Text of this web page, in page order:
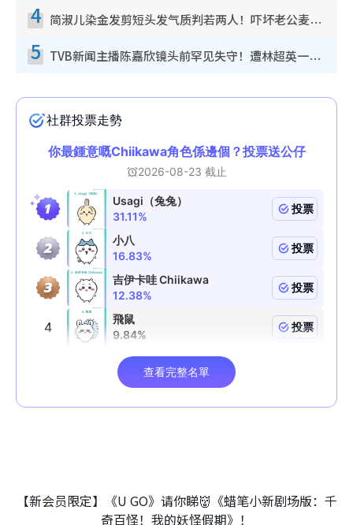
4 简淑儿染金发剪短头发气质判若两人！吓坏老公麦大力都认不出：“你做什么？”
5 TVB新闻主播陈嘉欣镜头前罕见失守！遭林超英一句话突袭吓坏当场大笑
【新会员限定】《U GO》请你睇👹《蜡笔小新剧场版：千
奇百怪！我的妖怪假期》！